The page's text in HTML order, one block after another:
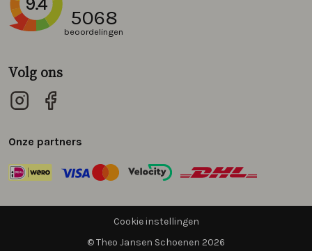
5068
beoordelingen
Volg ons
Onze partners
Cookie instellingen
© Theo Jansen Schoenen 2026